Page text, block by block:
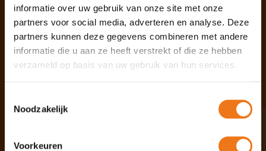
informatie over uw gebruik van onze site met onze
partners voor social media, adverteren en analyse. Deze
partners kunnen deze gegevens combineren met andere
informatie die u aan ze heeft verstrekt of die ze hebben
verzameld op basis van uw gebruik van hun services.
Noodzakelijk
Voorkeuren
Over Omgevingshuis
Vanuit ons platform biedt jij als
binnen de Omgevingswet.
Contact